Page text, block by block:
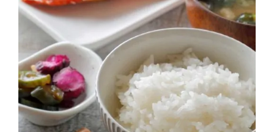
be
chosen
the
product
page